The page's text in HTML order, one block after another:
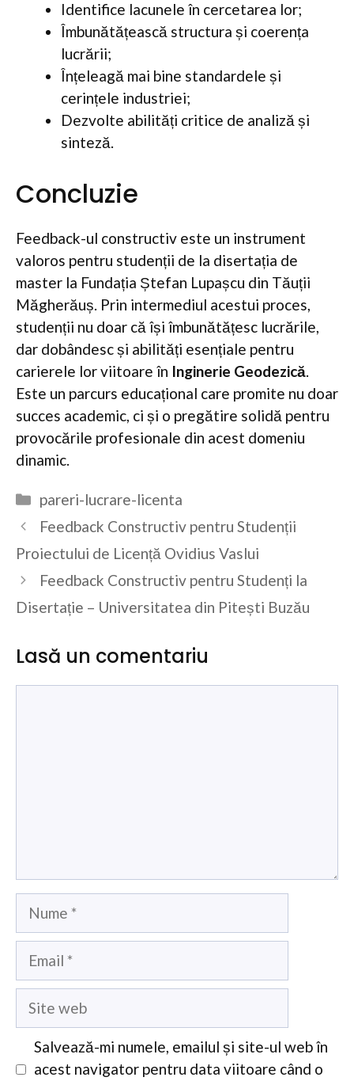
Identifice lacunele în cercetarea lor;
Îmbunătățească structura și coerența
lucrării;
Înțeleagă mai bine standardele și
cerințele industriei;
Dezvolte abilități critice de analiză și
sinteză.
Concluzie
Feedback-ul constructiv este un instrument
valoros pentru studenții de la disertația de
master la Fundația Ștefan Lupașcu din Tăuții
Măgherăuș. Prin intermediul acestui proces,
studenții nu doar că își îmbunătățesc lucrările,
dar dobândesc și abilități esențiale pentru
carierele lor viitoare în Inginerie Geodezică
Este un parcurs educațional care promite nu doar
succes academic, ci și o pregătire solidă pentru
provocările profesionale din acest domeniu
dinamic.
Categorii
pareri-lucrare-licenta
Feedback Constructiv pentru Studenții
Proiectului de Licență Ovidius Vaslui
Feedback Constructiv pentru Studenți la
Disertație – Universitatea din Pitești Buzău
Lasă un comentariu
Nume
Email
Site
Salvează-mi numele, emailul și site-ul web în
acest navigator pentru data viitoare când o